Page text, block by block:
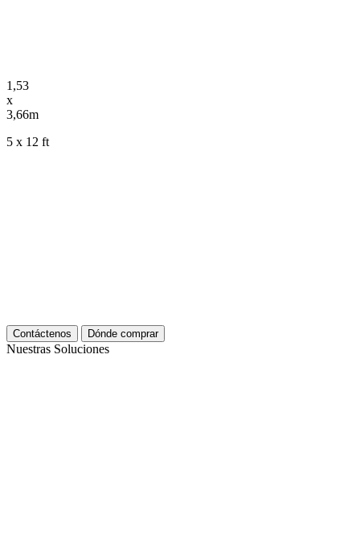
1,53
x
3,66m
5 x 12 ft
Contáctenos Dónde comprar
Nuestras Soluciones